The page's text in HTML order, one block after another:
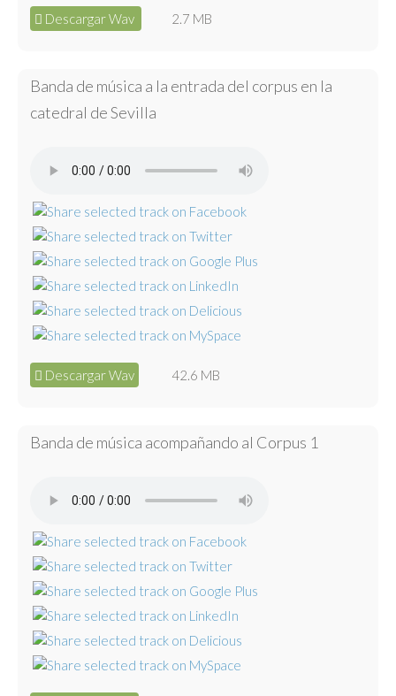
Descargar Wav 2.7 MB
Banda de música a la entrada del corpus en la
catedral de Sevilla
Descargar Wav 42.6 MB
Banda de música acompañando al Corpus 1